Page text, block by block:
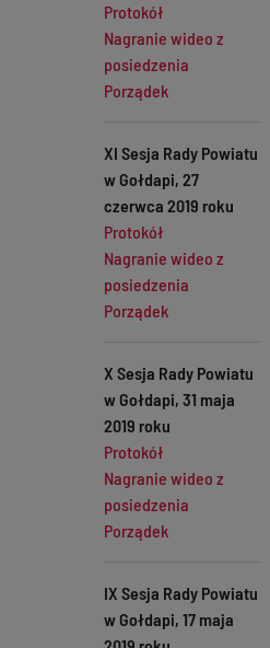
Protokół
Nagranie wideo z
posiedzenia
Porządek
XI Sesja Rady Powiatu
w Gołdapi, 27
czerwca 2019 roku
Protokół
Nagranie wideo z
posiedzenia
Porządek
X Sesja Rady Powiatu
w Gołdapi, 31 maja
2019 roku
Protokół
Nagranie wideo z
posiedzenia
Porządek
IX Sesja Rady Powiatu
w Gołdapi, 17 maja